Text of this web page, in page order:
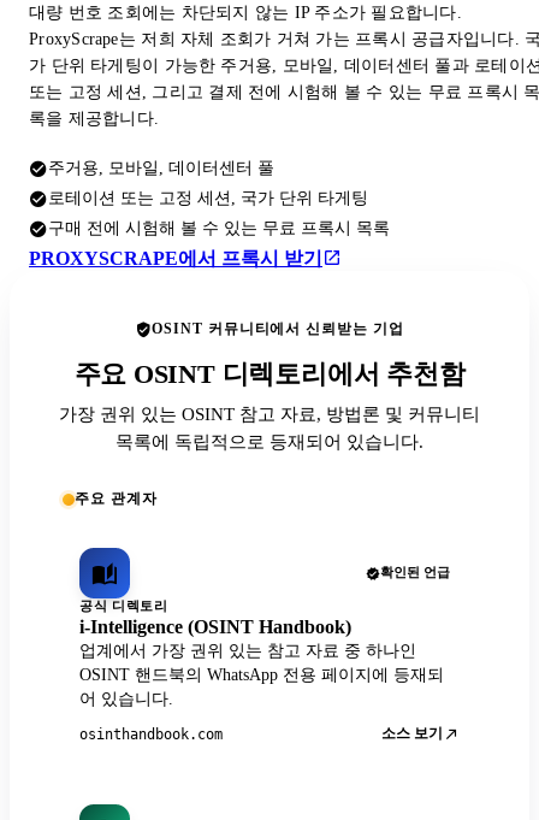
대량 번호 조회에는 차단되지 않는 IP 주소가 필요합니다.
ProxyScrape는 저희 자체 조회가 거쳐 가는 프록시 공급자입니다.
가 단위 타게팅이 가능한 주거용, 모바일, 데이터센터 풀과 로테이
또는 고정 세션, 그리고 결제 전에 시험해 볼 수 있는 무료 프록시
록을 제공합니다.
주거용, 모바일, 데이터센터 풀
로테이션 또는 고정 세션, 국가 단위 타게팅
구매 전에 시험해 볼 수 있는 무료 프록시 목록
PROXYSCRAPE에서 프록시 받기
OSINT 커뮤니티에서 신뢰받는 기업
주요 OSINT 디렉토리에서 추천함
가장 권위 있는 OSINT 참고 자료, 방법론 및 커뮤니티
목록에 독립적으로 등재되어 있습니다.
주요 관계자
확인된 언급
공식 디렉토리
i-Intelligence (OSINT Handbook)
업계에서 가장 권위 있는 참고 자료 중 하나인
OSINT 핸드북의 WhatsApp 전용 페이지에 등재되
어 있습니다.
osinthandbook.com 소스 보기